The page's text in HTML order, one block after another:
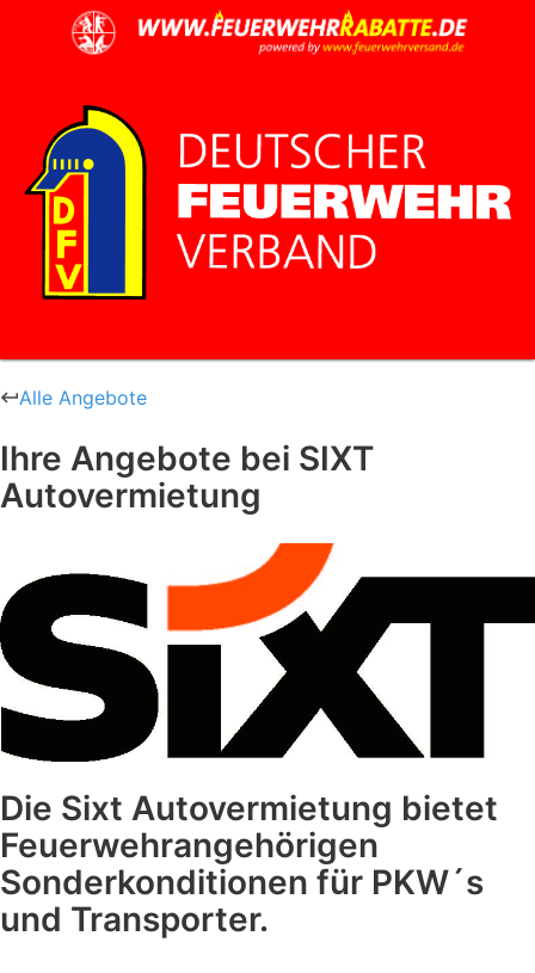
Alle Angebote
Ihre Angebote bei SIXT
Autovermietung
Die Sixt Autovermietung bietet
Feuerwehrangehörigen
Sonderkonditionen für PKW´s
und Transporter.